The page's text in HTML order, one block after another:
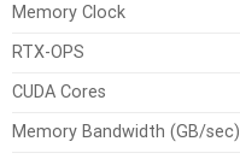
Memory Clock
RTX-OPS
CUDA Cores
Memory Bandwidth (GB/sec)